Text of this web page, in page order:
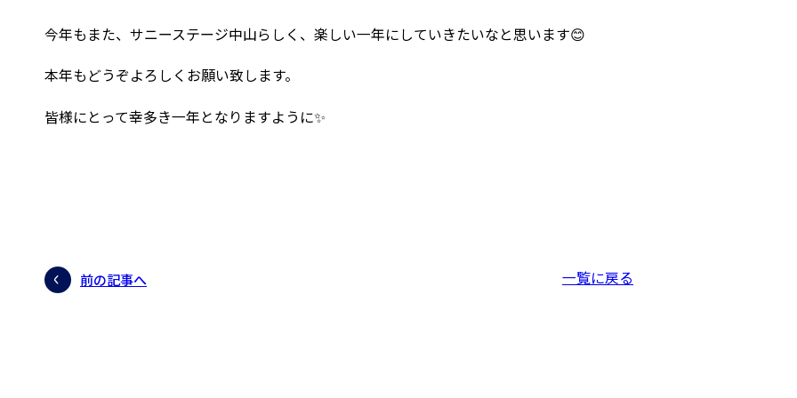
今年もまた、サニーステージ中山らしく、楽しい一年にしていきたいなと思います😊
本年もどうぞよろしくお願い致します。
皆様にとって幸多き一年となりますように✨
前の記事へ 一覧に戻る